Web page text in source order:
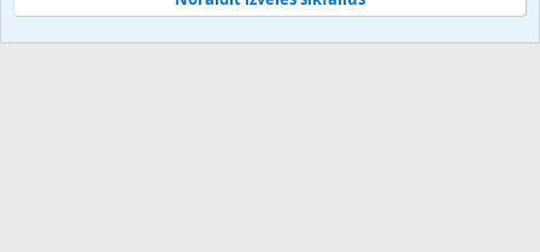
Community platform by XenForo® © 2010-2025 XenForo Ltd.